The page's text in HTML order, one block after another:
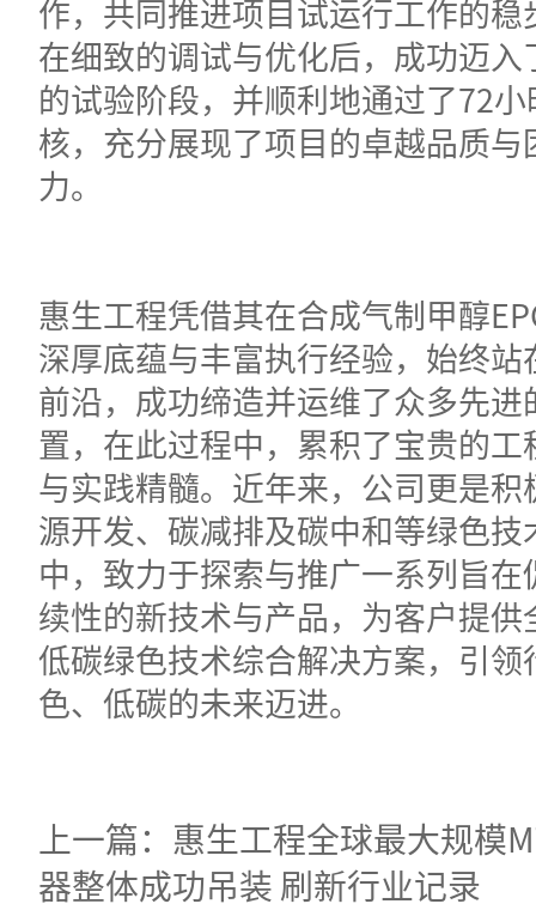
作，共同推进项目试运行工作的
在细致的调试与优化后，成功迈
的试验阶段，并顺利地通过了72
核，充分展现了项目的卓越品质
力。
惠生工程凭借其在合成气制甲醇
深厚底蕴与丰富执行经验，始终
前沿，成功缔造并运维了众多先
置，在此过程中，累积了宝贵的
与实践精髓。近年来，公司更是
源开发、碳减排及碳中和等绿色
中，致力于探索与推广一系列旨
续性的新技术与产品，为客户提
低碳绿色技术综合解决方案，引
色、低碳的未来迈进。
上一篇：惠生工程全球最大规模
器整体成功吊装 刷新行业记录